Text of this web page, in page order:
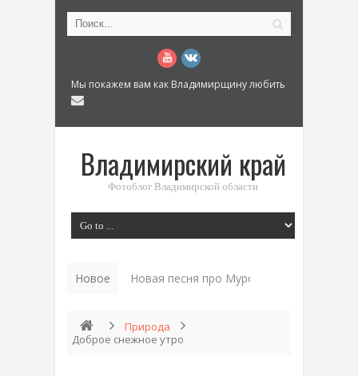
Мы покажем вам как Владимирщину любить
Владимирский край
Фотоблог Владимирской области
Новое Новая песня про Муром: «Былинный
Природа
Доброе снежное утро